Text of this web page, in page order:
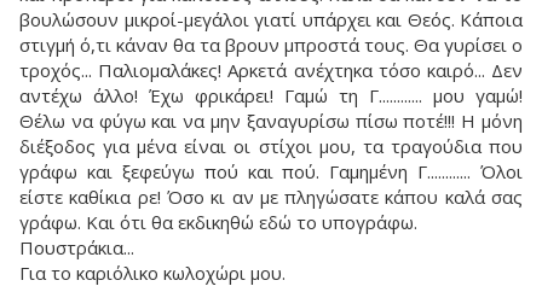
βουλώσουν μικροί-μεγάλοι γιατί υπάρχει και Θεός. Κάποια
στιγμή ό,τι κάναν θα τα βρουν μπροστά τους. Θα γυρίσει ο
τροχός... Παλιομαλάκες! Αρκετά ανέχτηκα τόσο καιρό... Δεν
αντέχω άλλο! Έχω φρικάρει! Γαμώ τη Γ............ μου γαμώ!
Θέλω να φύγω και να μην ξαναγυρίσω πίσω ποτέ!!! Η μόνη
διέξοδος για μένα είναι οι στίχοι μου, τα τραγούδια που
γράφω και ξεφεύγω πού και πού. Γαμημένη Γ............ Όλοι
είστε καθίκια ρε! Όσο κι αν με πληγώσατε κάπου καλά σας
γράφω. Και ότι θα εκδικηθώ εδώ το υπογράφω.
Πουστράκια...
Για το καριόλικο κωλοχώρι μου.